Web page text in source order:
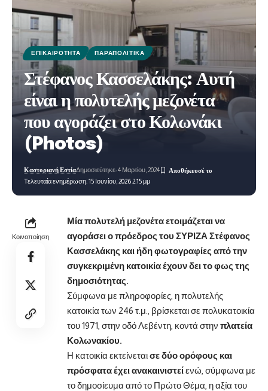
ΕΠΙΚΑΙΡΌΤΗΤΑ ΠΑΡΑΠΟΛΙΤΙΚΆ
Στέφανος Κασσελάκης: Αυτή
είναι η πολυτελής μεζονέτα
που αγοράζει στο Κολωνάκι
(Photos)
Τελευταία ενημέρωση: 15 Ιουνίου, 2026 2:15 μμ
Καστοριανή ΕστίαΔημοσιεύτηκε: 4 Μαρτίου, 2024
Κοινοποίηση
Μία πολυτελή μεζονέτα ετοιμάζεται να
αγοράσει ο πρόεδρος του ΣΥΡΙΖΑ Στέφανος
Κασσελάκης και ήδη φωτογραφίες από την
συγκεκριμένη κατοικία έχουν δει το φως της
δημοσιότητας.
Σύμφωνα με πληροφορίες, η πολυτελής
κατοικία των 246 τ.μ., βρίσκεται σε πολυκατοικία
του 1971, στην οδό Λεβέντη, κοντά στην πλατεία
Κολωνακίου.
Η κατοικία εκτείνεταισε δύο ορόφους και
πρόσφατα έχει ανακαινιστείενώ, σύμφωνα με
το δημοσίευμα από το Πρώτο Θέμα, η αξία του